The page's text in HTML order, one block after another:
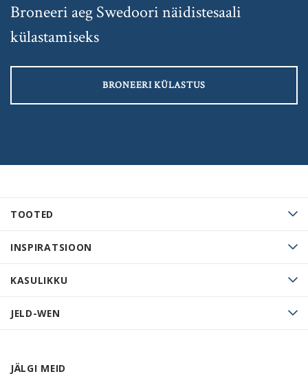
TOOTED
INSPIRATSIOON
KASULIKKU
JELD-WEN
JÄLGI MEID
Broneeri aeg Swedoori näidistesaali
külastamiseks
BRONEERI KÜLASTUS